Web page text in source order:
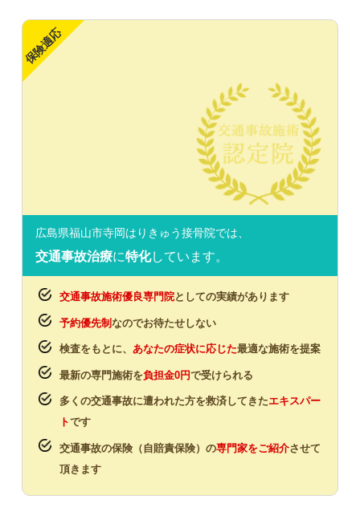
保険適応
広島県福山市寺岡はりきゅう接骨院では、
交通事故治療に特化しています。
交通事故施術優良専門院としての実績があります
予約優先制 なのでお待たせしない
検査をもとに、 あなたの症状に応じた最適な施術を提案
最新の専門施術を負担金0円で受けられる
多くの交通事故に遭われた方を救済してきたエキスパー
トです
交通事故の保険（自賠責保険）の専門家をご紹介させて
頂きます